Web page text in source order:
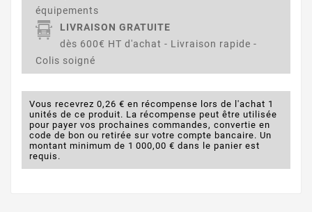
équipements
LIVRAISON GRATUITE
dès 600€ HT d'achat - Livraison rapide -
Colis soigné
Vous recevrez 0,26 € en récompense lors de l'achat 1
unités de ce produit. La récompense peut être utilisée
pour payer vos prochaines commandes, convertie en
code de bon ou retirée sur votre compte bancaire. Un
montant minimum de 1 000,00 € dans le panier est
requis.